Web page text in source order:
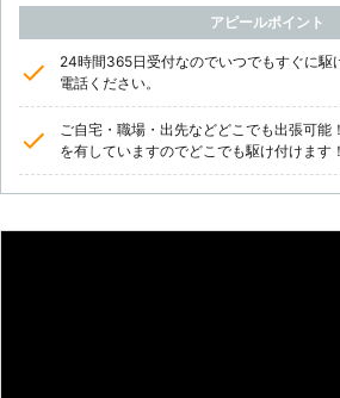
アピールポイント
24時間365日受付なのでいつでもすぐに駆
電話ください。
ご自宅・職場・出先などどこでも出張可能
を有していますのでどこでも駆け付けます！